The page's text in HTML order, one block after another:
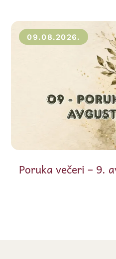
09.08.2026.
Poruka večeri – 9.